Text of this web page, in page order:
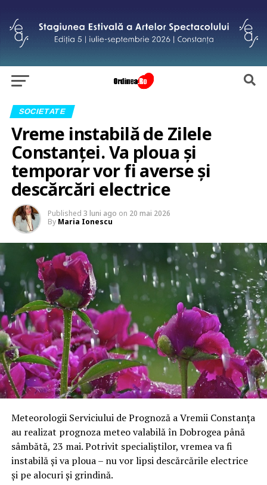
SOCIETATE
Vreme instabilă de Zilele
Constanței. Va ploua și
temporar vor fi averse și
descărcări electrice
Published 3 luni ago on 20 mai 2026
By Maria Ionescu
Meteorologii Serviciului de Prognoză a Vremii Constanța
au realizat prognoza meteo valabilă în Dobrogea până
sâmbătă, 23 mai. Potrivit specialiștilor, vremea va fi
instabilă și va ploua – nu vor lipsi descărcările electrice
și pe alocuri și grindină.